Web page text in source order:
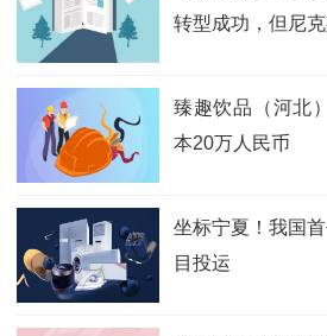
转型成功，但尼
臻趣饮品（河北
本20万人民币
坐标宁夏！我国
目投运